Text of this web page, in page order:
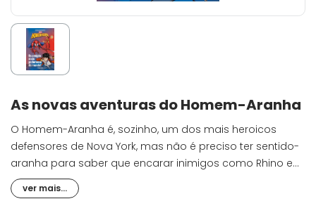
As novas aventuras do Homem-Aranha
O Homem-Aranha é, sozinho, um dos mais heroicos
defensores de Nova York, mas não é preciso ter sentido-
aranha para saber que encarar inimigos como Rhino e
Senhor Negativo significa precisar de ajuda.
Com aliados nível Vingadores, como o Homem de Ferro,
ver mais...